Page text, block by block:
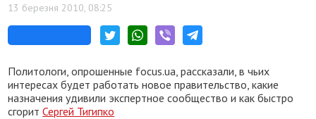
13 березня 2010, 08:25
Политологи, опрошенные focus.ua, рассказали, в чьих
интересах будет работать новое правительство, какие
назначения удивили экспертное сообщество и как быстро
сгоритСергей Тигипко